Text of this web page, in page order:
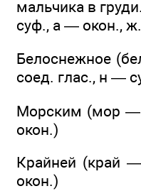
мальчика в
суф., а — окон.,
Белоснежное
соед. глас., н —
Морским (мор
окон.)
Крайней (край
окон.)